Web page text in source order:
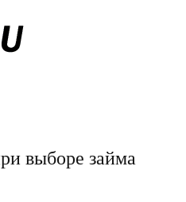
выборе займа